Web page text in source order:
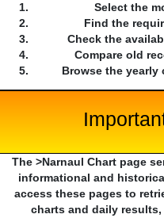
Select the
Find the
Check the
Compare old
Browse the yearly
The >Narnaul Chart page
informational and
access these pages to
charts and daily